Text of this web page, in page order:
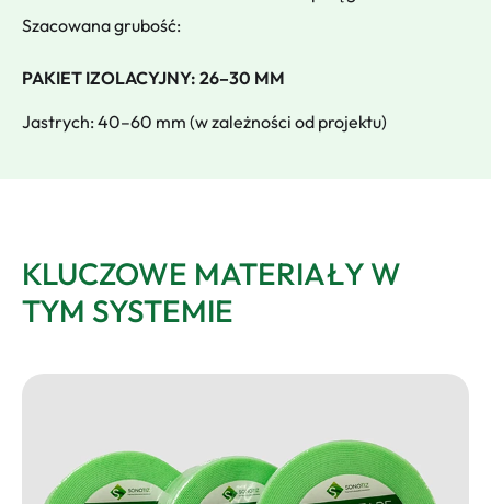
Szacowana grubość:
PAKIET IZOLACYJNY: 26–30 MM
Jastrych: 40–60 mm (w zależności od projektu)
KLUCZOWE MATERIAŁY W
TYM SYSTEMIE